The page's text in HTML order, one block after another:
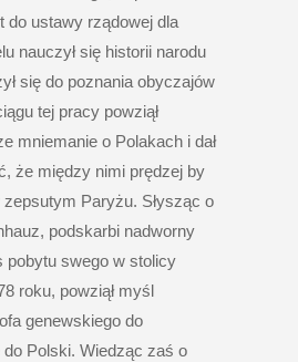
do ustawy rządowej dla
nauczył się historii narodu
się do poznania obyczajów
tej pracy powziął
mniemanie o Polakach i dał
że między nimi prędzej by
Paryżu. Słysząc o
podskarbi nadworny
pobytu swego w stolicy
roku, powziął myśl
genewskiego do
do Polski. Wiedząc zaś o